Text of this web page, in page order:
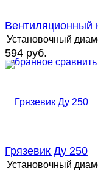
избранное сравнить
Вентиляционный
Установочный
594 руб.
Грязевик Ду 250
Установочный